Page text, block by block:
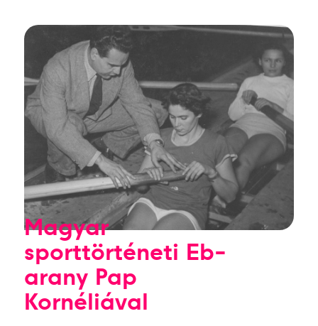
Magyar
sporttörténeti Eb-
arany Pap
Kornéliával